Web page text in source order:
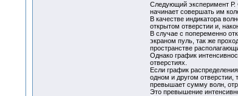
Следующий эксперимент Р.
начинает совершать им
В качестве индикатора
открытом отверстии и,
В случае с попеременно
экраном пуль, так же
пространстве
Однако график
отверстиях.
Если график
одном и другом отверстии,
превышает сумму волн,
Это превышение